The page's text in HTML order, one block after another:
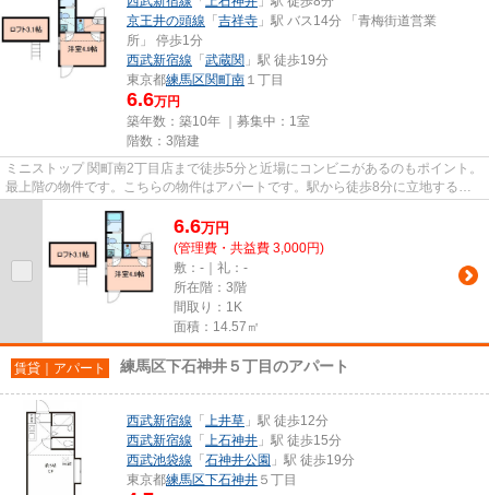
京王井の頭線 「 吉祥寺 」駅 バス14分 「青梅街道営業
所」 停歩1分
西武新宿線 「 武蔵関 」駅 徒歩19分
東京都練馬区関町南 １丁目
6.6万円
築年数：築10年 ｜募集中： 1室
階数：3階建
ミニストップ 関町南2丁目店まで徒歩5分と近場にコンビニがあるのもポイント。
最上階の物件です。こちらの物件はアパートです。駅から徒歩8分に立地する物
6.6万円
(管理費・共益費 3,000円)
敷：-｜礼：-
所在階：3階
間取り：1K
面積：14.57㎡
賃貸｜アパート 練馬区下石神井５丁目のアパート
西武新宿線 「 上井草 」駅 徒歩12分
西武新宿線 「 上石神井 」駅 徒歩15分
西武池袋線 「 石神井公園 」駅 徒歩19分
東京都練馬区下石神井 ５丁目